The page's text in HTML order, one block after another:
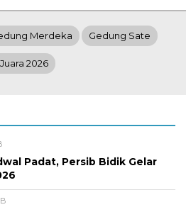
Merdeka Gedung Sate
2026
Padat, Persib Bidik Gelar